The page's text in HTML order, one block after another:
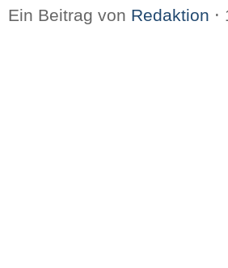
Ein Beitrag von Redaktion ⋅